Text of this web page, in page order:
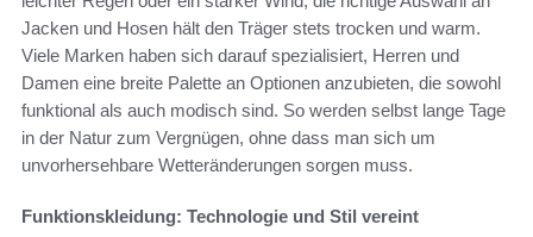
Jacken und Hosen hält den Träger stets trocken und warm.
Viele Marken haben sich darauf spezialisiert, Herren und
Damen eine breite Palette an Optionen anzubieten, die sowohl
funktional als auch modisch sind. So werden selbst lange Tage
in der Natur zum Vergnügen, ohne dass man sich um
unvorhersehbare Wetteränderungen sorgen muss.
Funktionskleidung: Technologie und Stil vereint